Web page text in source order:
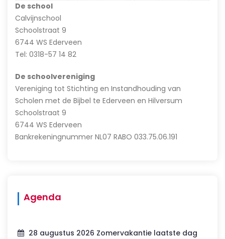
De school
Calvijnschool
Schoolstraat 9
6744 WS Ederveen
Tel: 0318-57 14 82
De schoolvereniging
Vereniging tot Stichting en Instandhouding van
Scholen met de Bijbel te Ederveen en Hilversum
Schoolstraat 9
6744 WS Ederveen
Bankrekeningnummer NL07 RABO 033.75.06.191
Agenda
28 augustus 2026 Zomervakantie laatste dag